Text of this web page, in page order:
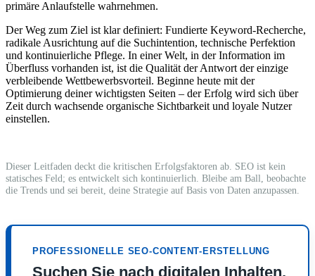
primäre Anlaufstelle wahrnehmen.
Der Weg zum Ziel ist klar definiert: Fundierte Keyword-Recherche,
radikale Ausrichtung auf die Suchintention, technische Perfektion
und kontinuierliche Pflege. In einer Welt, in der Information im
Überfluss vorhanden ist, ist die Qualität der Antwort der einzige
verbleibende Wettbewerbsvorteil. Beginne heute mit der
Optimierung deiner wichtigsten Seiten – der Erfolg wird sich über
Zeit durch wachsende organische Sichtbarkeit und loyale Nutzer
einstellen.
Dieser Leitfaden deckt die kritischen Erfolgsfaktoren ab. SEO ist kein
statisches Feld; es entwickelt sich kontinuierlich. Bleibe am Ball, beobachte
die Trends und sei bereit, deine Strategie auf Basis von Daten anzupassen.
PROFESSIONELLE SEO-CONTENT-ERSTELLUNG
Suchen Sie nach digitalen Inhalten,